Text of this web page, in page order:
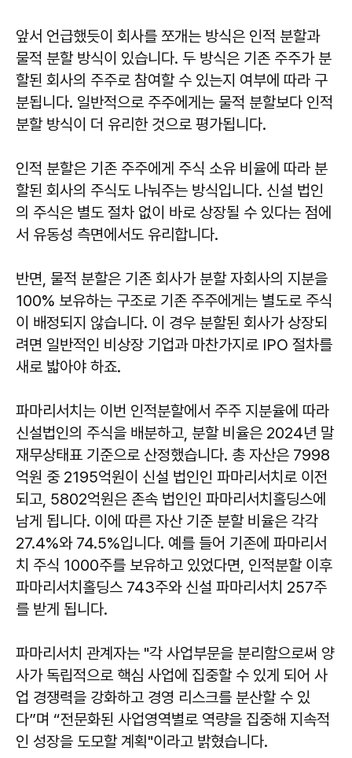
앞서 언급했듯이 회사를 쪼개는 방식은 인적 분할과
물적 분할 방식이 있습니다. 두 방식은 기존 주주가 분
할된 회사의 주주로 참여할 수 있는지 여부에 따라 구
분됩니다. 일반적으로 주주에게는 물적 분할보다 인적
분할 방식이 더 유리한 것으로 평가됩니다.
인적 분할은 기존 주주에게 주식 소유 비율에 따라 분
할된 회사의 주식도 나눠주는 방식입니다. 신설 법인
의 주식은 별도 절차 없이 바로 상장될 수 있다는 점에
서 유동성 측면에서도 유리합니다.
반면, 물적 분할은 기존 회사가 분할 자회사의 지분을
100% 보유하는 구조로 기존 주주에게는 별도로 주식
이 배정되지 않습니다. 이 경우 분할된 회사가 상장되
려면 일반적인 비상장 기업과 마찬가지로 IPO 절차를
새로 밟아야 하죠.
파마리서치는 이번 인적분할에서 주주 지분율에 따라
신설법인의 주식을 배분하고, 분할 비율은 2024년 말
재무상태표 기준으로 산정했습니다. 총 자산은 7998
억원 중 2195억원이 신설 법인인 파마리서치로 이전
되고, 5802억원은 존속 법인인 파마리서치홀딩스에
남게 됩니다. 이에 따른 자산 기준 분할 비율은 각각
27.4%와 74.5%입니다. 예를 들어 기존에 파마리서
치 주식 1000주를 보유하고 있었다면, 인적분할 이후
파마리서치홀딩스 743주와 신설 파마리서치 257주
를 받게 됩니다.
파마리서치 관계자는 "각 사업부문을 분리함으로써 양
사가 독립적으로 핵심 사업에 집중할 수 있게 되어 사
업 경쟁력을 강화하고 경영 리스크를 분산할 수 있
다”며 “전문화된 사업영역별로 역량을 집중해 지속적
인 성장을 도모할 계획"이라고 밝혔습니다.